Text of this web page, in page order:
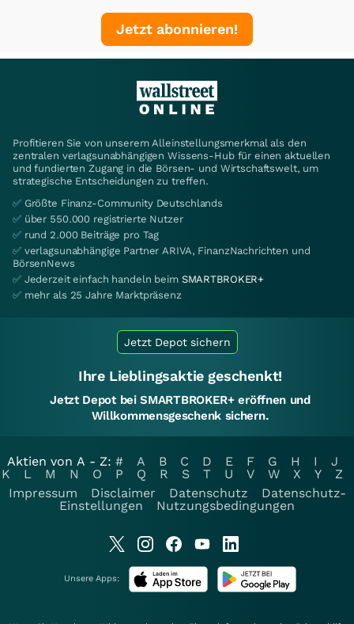
Jetzt abonnieren!
Profitieren Sie von unserem Alleinstellungsmerkmal als den
zentralen verlagsunabhängigen Wissens-Hub für einen aktuellen
und fundierten Zugang in die Börsen- und Wirtschaftswelt, um
strategische Entscheidungen zu treffen.
✅ Größte Finanz-Community Deutschlands
✅ über 550.000 registrierte Nutzer
✅ rund 2.000 Beiträge pro Tag
✅ verlagsunabhängige Partner ARIVA, FinanzNachrichten und
BörsenNews
✅ Jederzeit einfach handeln beim SMARTBROKER+
✅ mehr als 25 Jahre Marktpräsenz
Jetzt Depot sichern
Ihre Lieblingsaktie geschenkt!
Jetzt Depot bei SMARTBROKER+ eröffnen und
Willkommensgeschenk sichern.
Aktien von A - Z: # A B C D E F G H I
J
K
L M N O P Q R S T U V W X Y
Z
Impressum
Disclaimer Datenschutz
Datenschutz-
Einstellungen
Nutzungsbedingungen
Unsere Apps: